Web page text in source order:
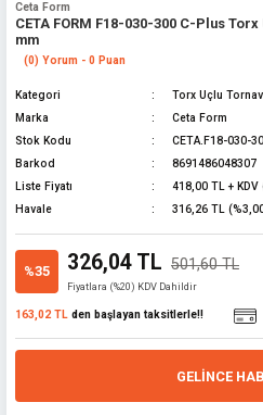
Ceta Form
CETA FORM F18-030-300 C-Plus
mm
(0) Yorum - 0 Puan
Kategori
Torx Uçlu
Marka
Ceta Form
Stok Kodu
CETA.F18-030-
Barkod
8691486048307
Liste Fiyatı
418,00 TL +
Havale
316,26 TL
%35 326,04 TL 501,60 TL
Fiyatlara (%20) KDV Dahildir
163,02 TL den başlayan taksitlerle!!
GELINCE